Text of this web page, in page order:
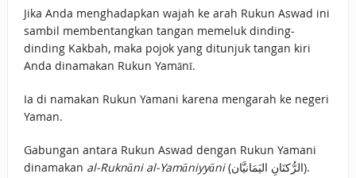
Jika Anda menghadapkan wajah ke arah Rukun Aswad ini
sambil membentangkan tangan memeluk dinding-
dinding Kakbah, maka pojok yang ditunjuk tangan kiri
Anda dinamakan Rukun Yamānī.
Ia di namakan Rukun Yamani karena mengarah ke negeri
Yaman.
Gabungan antara Rukun Aswad dengan Rukun Yamani
dinamakan al-Ruknāni al-Yamāniyyāni (الرُّكنَانِ اليَمَانيَّان).